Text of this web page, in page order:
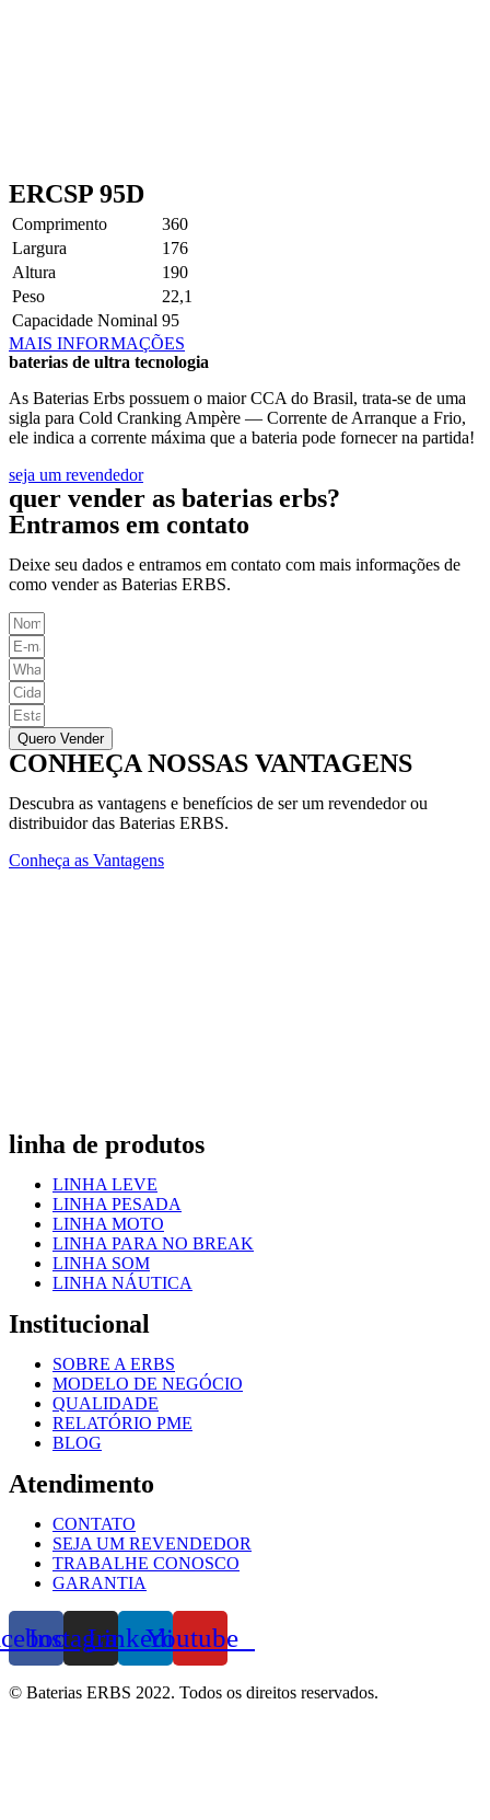
ERCSP 95D
Comprimento
360
Largura
176
Altura
190
Peso
22,1
Capacidade Nominal 95
MAIS INFORMAÇÕES
baterias de ultra tecnologia
As Baterias Erbs possuem o maior CCA do Brasil, trata-se de uma
sigla para Cold Cranking Ampère — Corrente de Arranque a Frio,
ele indica a corrente máxima que a bateria pode fornecer na partida!
seja um revendedor
quer vender as baterias erbs?
Entramos em contato
Deixe seu dados e entramos em contato com mais informações de
como vender as Baterias ERBS.
Quero Vender
CONHEÇA NOSSAS VANTAGENS
Descubra as vantagens e benefícios de ser um revendedor ou
distribuidor das Baterias ERBS.
Conheça as Vantagens
linha de produtos
LINHA LEVE
LINHA PESADA
LINHA MOTO
LINHA PARA NO BREAK
LINHA SOM
LINHA NÁUTICA
Institucional
SOBRE A ERBS
MODELO DE NEGÓCIO
QUALIDADE
RELATÓRIO PME
BLOG
Atendimento
CONTATO
SEJA UM REVENDEDOR
TRABALHE CONOSCO
GARANTIA
InstagramLinkedinYoutube
© Baterias ERBS 2022. Todos os direitos reservados.